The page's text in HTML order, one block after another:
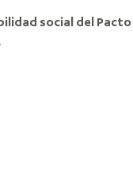
social del